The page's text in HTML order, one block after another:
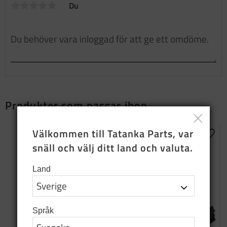
Du
Produkter som passar ihop
Välkommen till Tatanka Parts, var
snäll och välj ditt land och valuta.
Land
Språk